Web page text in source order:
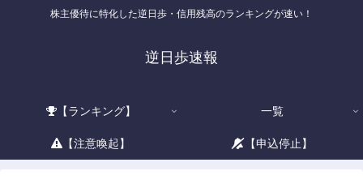
株主優待に特化した逆日歩・信用残高のランキングが速い！
逆日歩速報
【ランキング】 一覧
【注意喚起】 【申込停止】